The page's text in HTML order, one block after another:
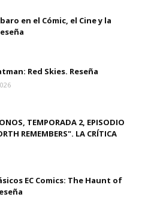
en el Cómic, el Cine y la
Red Skies. Reseña
TEMPORADA 2, EPISODIO
REMEMBERS". LA CRÍTICA
EC Comics: The Haunt of